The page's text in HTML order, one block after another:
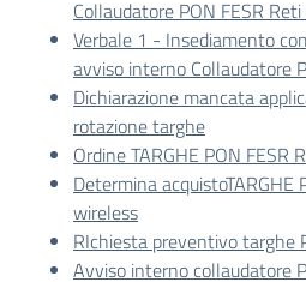
Collaudatore PON FESR
Verbale 1 - Insediamento
avviso interno Collaudatore
Dichiarazione mancata
rotazione targhe
Ordine TARGHE PON FESR
Determina acquistoTARGHE
wireless
RIchiesta preventivo targhe
Avviso interno collaudatore